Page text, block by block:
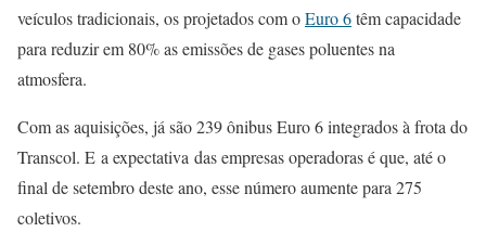
veículos tradicionais, os projetados com oEuro 6têm capacidade
para reduzir em 80% as emissões de gases poluentes na
atmosfera.
Com as aquisições, já são 239 ônibus Euro 6 integrados à frota do
Transcol. E a expectativa das empresas operadoras é que, até o
final de setembro deste ano, esse número aumente para 275
coletivos.